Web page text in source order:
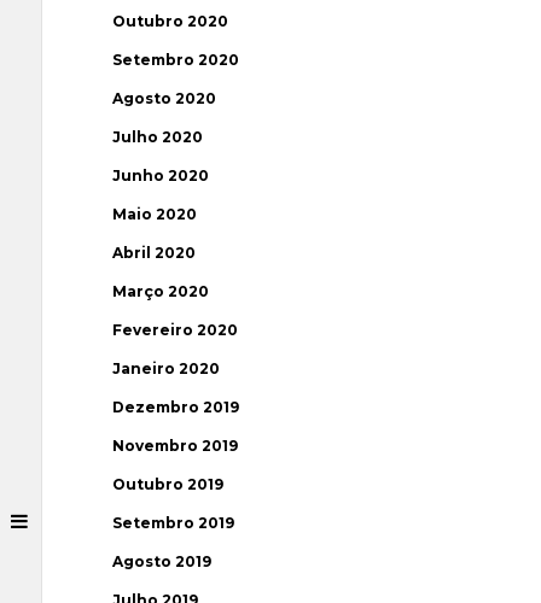
Outubro 2020
Setembro 2020
Agosto 2020
Julho 2020
Junho 2020
Maio 2020
Abril 2020
Março 2020
Fevereiro 2020
Janeiro 2020
Dezembro 2019
Novembro 2019
Outubro 2019
Setembro 2019
Agosto 2019